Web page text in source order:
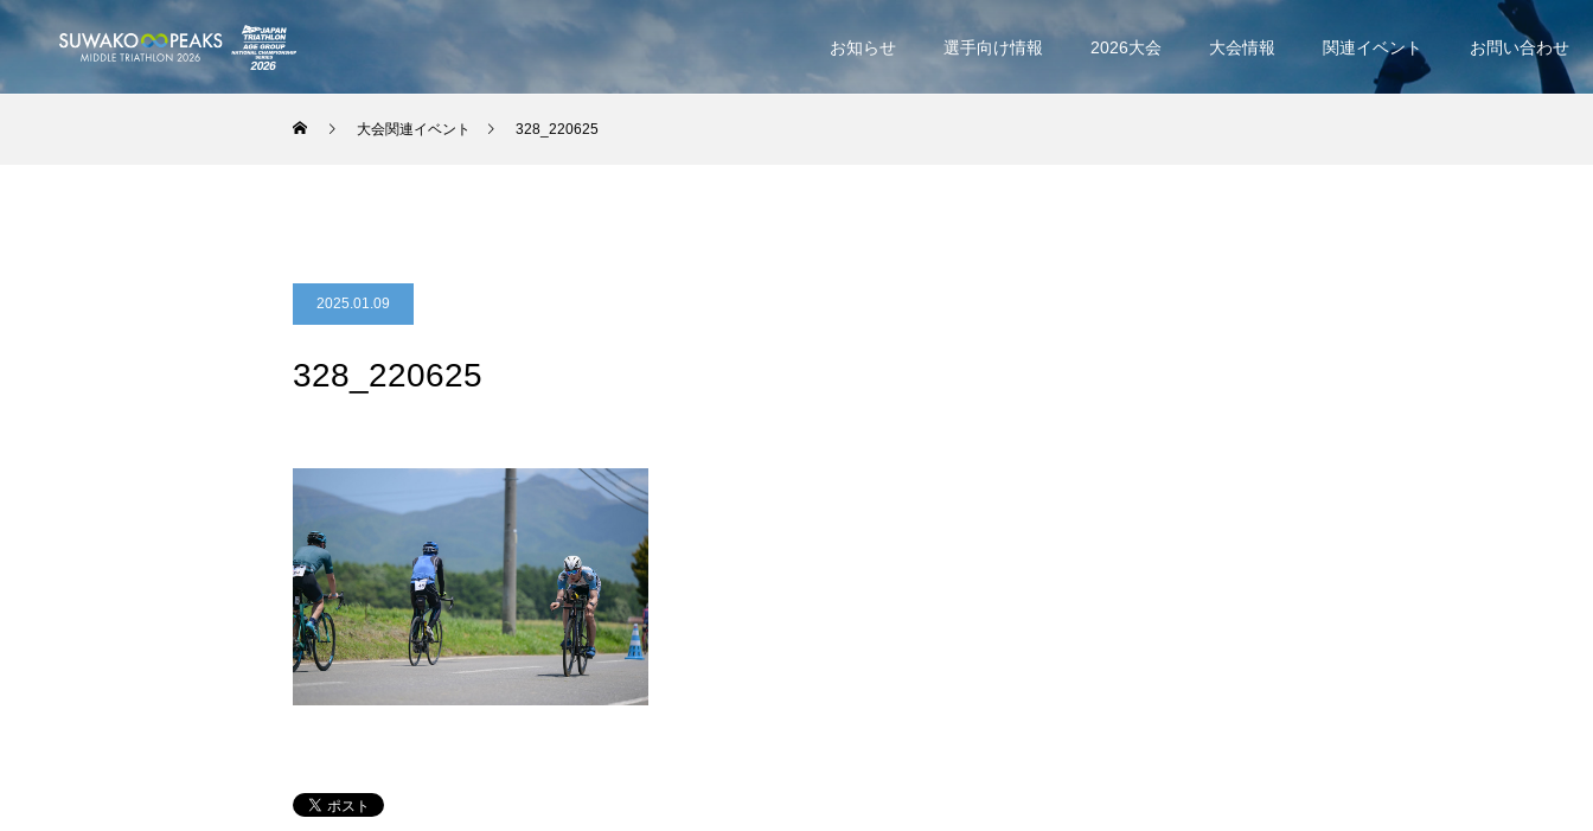
お知らせ 選手向け情報 2026大会 大会情報 関連イベント お問い合わせ
大会関連イベント 328_220625
2025.01.09
328_220625